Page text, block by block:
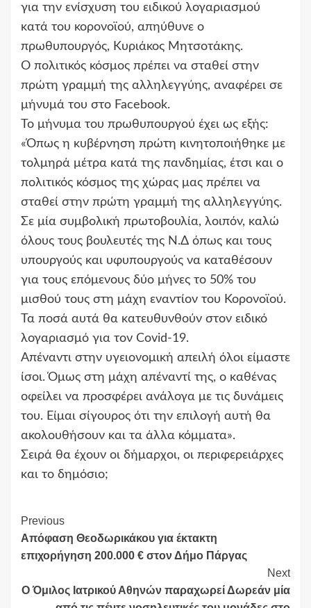
για την ενίσχυση του ειδικού λογαριασμού
κατά του κορονοϊού, απηύθυνε ο
πρωθυπουργός, Κυριάκος Μητσοτάκης.
Ο πολιτικός κόσμος πρέπει να σταθεί στην
πρώτη γραμμή της αλληλεγγύης, αναφέρει σε
μήνυμά του στο Facebook.
Το μήνυμα του πρωθυπουργού έχει ως εξής:
«Όπως η κυβέρνηση πρώτη κινητοποιήθηκε με
τολμηρά μέτρα κατά της πανδημίας, έτσι και ο
πολιτικός κόσμος της χώρας μας πρέπει να
σταθεί στην πρώτη γραμμή της αλληλεγγύης.
Σε μία συμβολική πρωτοβουλία, λοιπόν, καλώ
όλους τους βουλευτές της Ν.Δ όπως και τους
υπουργούς και υφυπουργούς να καταθέσουν
για τους επόμενους δύο μήνες το 50% του
μισθού τους στη μάχη εναντίον του Κορονοϊού.
Τα ποσά αυτά θα κατευθυνθούν στον ειδικό
λογαριασμό για τον Covid-19.
Απέναντι στην υγειονομική απειλή όλοι είμαστε
ίσοι. Όμως στη μάχη απέναντί της, ο καθένας
οφείλει να προσφέρει ανάλογα με τις δυνάμεις
του. Είμαι σίγουρος ότι την επιλογή αυτή θα
ακολουθήσουν και τα άλλα κόμματα».
Σειρά θα έχουν οι δήμαρχοι, οι περιφερειάρχες
και το δημόσιο;
Continue
Reading
Previous
Απόφαση Θεοδωρικάκου για έκτακτη
επιχορήγηση 200.000 € στον Δήμο Πάργας
Next
Ο Όμιλος Ιατρικού Αθηνών παραχωρεί Δωρεάν μία